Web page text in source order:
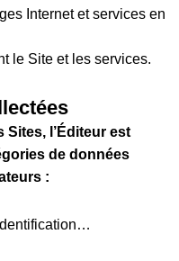
Internet et services en
le Site et les services.
Sites, l’Éditeur est
de données
: